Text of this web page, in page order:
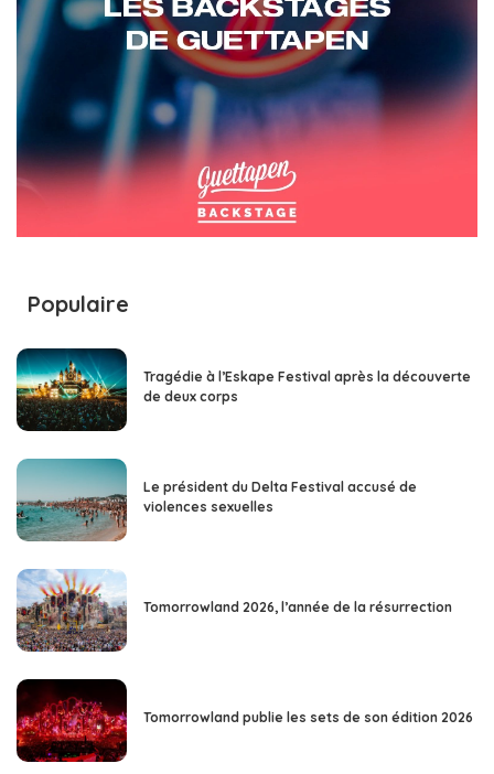
Populaire
Tragédie à l’Eskape Festival après la découverte
de deux corps
Le président du Delta Festival accusé de
violences sexuelles
Tomorrowland 2026, l’année de la résurrection
Tomorrowland publie les sets de son édition 2026